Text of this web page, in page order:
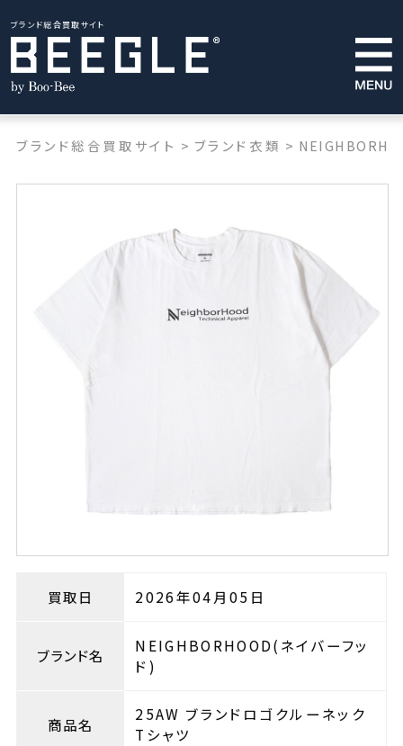
ブランド総合買取サイト
ブランド総合買取サイト > ブランド衣類 >
買取日 2026年04月05日
ブランド名
NEIGHBORHOOD(ネイバーフッ
ド)
商品名
25AW ブランドロゴクルーネック
Tシャツ